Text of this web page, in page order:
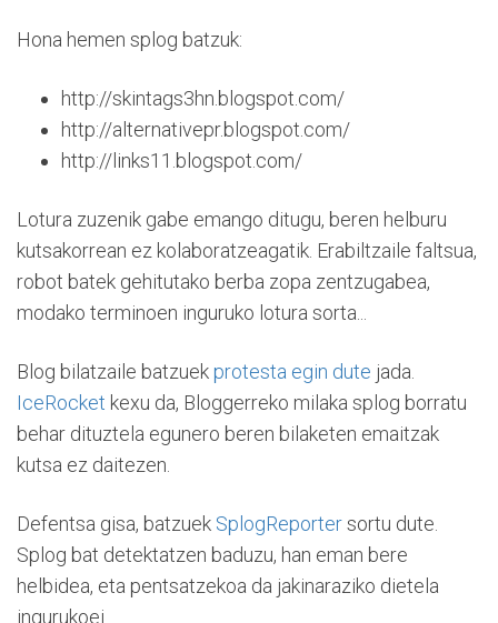
Hona hemen splog batzuk:
http://skintags3hn.blogspot.com/
http://alternativepr.blogspot.com/
http://links11.blogspot.com/
Lotura zuzenik gabe emango ditugu, beren helburu
kutsakorrean ez kolaboratzeagatik. Erabiltzaile faltsua,
robot batek gehitutako berba zopa zentzugabea,
modako terminoen inguruko lotura sorta...
Blog bilatzaile batzuek protesta egin dute jada.
IceRocket kexu da, Bloggerreko milaka splog borratu
behar dituztela egunero beren bilaketen emaitzak
kutsa ez daitezen.
Defentsa gisa, batzuek SplogReportersortu dute.
Splog bat detektatzen baduzu, han eman bere
helbidea, eta pentsatzekoa da jakinaraziko dietela
ingurukoei.